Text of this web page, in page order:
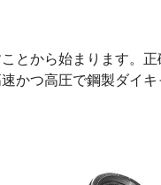
とから始まります。
かつ高圧で鋼製ダイ